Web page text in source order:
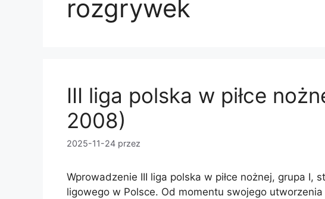
rozgrywek
III liga polska w piłce
2008)
2025-11-24 przez
Wprowadzenie III liga polska w piłce nożnej, grupa I,
ligowego w Polsce. Od momentu swojego